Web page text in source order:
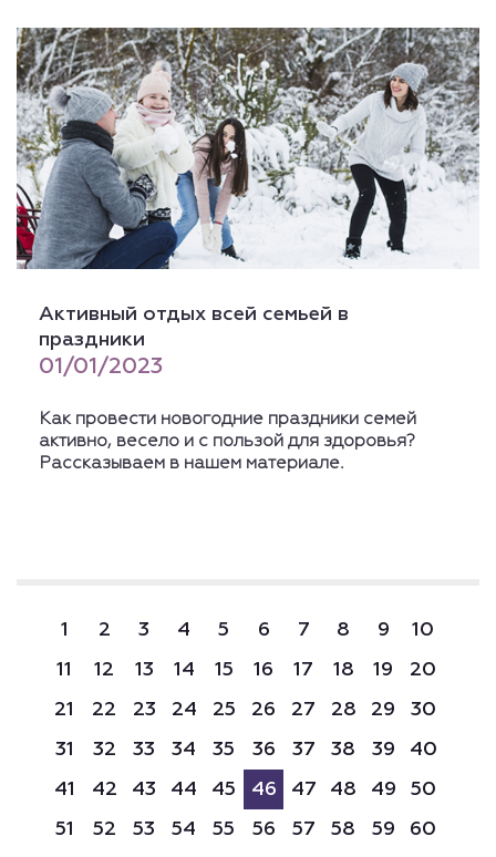
Активный отдых всей семьей в
праздники
01/01/2023
Как провести новогодние праздники семей
активно, весело и с пользой для здоровья?
Рассказываем в нашем материале.
1 2 3 4 5 6 7 8 9
10
11
12 13 14 15 16 17 18 19
20
21
22 23 24 25 26 27 28 29
30
31
32 33 34 35 36 37 38 39
40
41
42 43 44 45 46 47 48 49
50
51
52 53 54 55 56 57 58 59
60